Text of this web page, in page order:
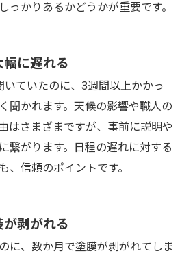
っかりあるかどうかが重要です。
に遅れる
いていたのに、3週間以上かかっ
聞かれます。天候の影響や職人の
はさまざまですが、事前に説明や
繋がります。日程の遅れに対する
、信頼のポイントです。
剥がれる
に、数か月で塗膜が剥がれてしま